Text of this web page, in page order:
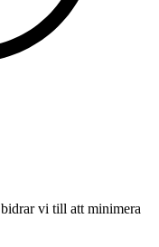
vi till att minimera